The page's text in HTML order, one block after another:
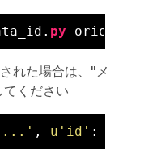
py
れた場合は、"メ
ください
, u'id' :